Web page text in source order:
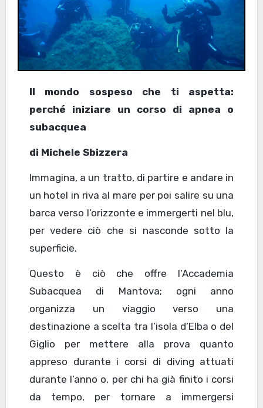
Il mondo sospeso che ti aspetta:
perché iniziare un corso di apnea o
subacquea
di Michele Sbizzera
Immagina, a un tratto, di partire e andare in
un hotel in riva al mare per poi salire su una
barca verso l’orizzonte e immergerti nel blu,
per vedere ciò che si nasconde sotto la
superficie.
Questo è ciò che offre l’Accademia
Subacquea di Mantova; ogni anno
organizza un viaggio verso una
destinazione a scelta tra l’isola d’Elba o del
Giglio per mettere alla prova quanto
appreso durante i corsi di diving attuati
durante l’anno o, per chi ha già finito i corsi
da tempo, per tornare a immergersi